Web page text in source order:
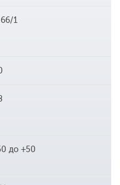
1
до +50